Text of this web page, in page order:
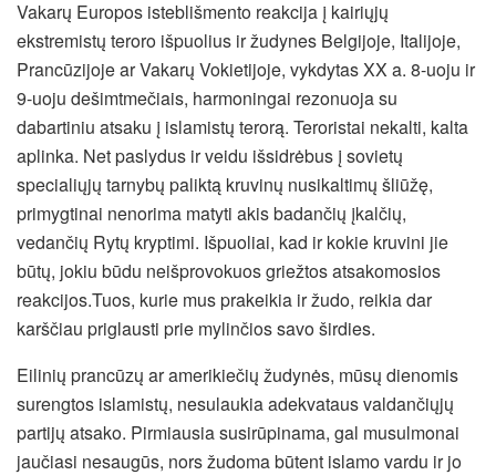
Vakarų Europos isteblišmento reakcija į kairiųjų
ekstremistų teroro išpuolius ir žudynes Belgijoje, Italijoje,
Prancūzijoje ar Vakarų Vokietijoje, vykdytas XX a. 8-uoju ir
9-uoju dešimtmečiais, harmoningai rezonuoja su
dabartiniu atsaku į islamistų terorą. Teroristai nekalti, kalta
aplinka. Net paslydus ir veidu išsidrėbus į sovietų
specialiųjų tarnybų paliktą kruvinų nusikaltimų šliūžę,
primygtinai nenorima matyti akis badančių įkalčių,
vedančių Rytų kryptimi. Išpuoliai, kad ir kokie kruvini jie
būtų, jokiu būdu neišprovokuos griežtos atsakomosios
reakcijos.Tuos, kurie mus prakeikia ir žudo, reikia dar
karščiau priglausti prie mylinčios savo širdies.
Eilinių prancūzų ar amerikiečių žudynės, mūsų dienomis
surengtos islamistų, nesulaukia adekvataus valdančiųjų
partijų atsako. Pirmiausia susirūpinama, gal musulmonai
jaučiasi nesaugūs, nors žudoma būtent islamo vardu ir jo